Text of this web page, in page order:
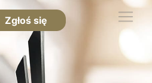
Zgłoś się